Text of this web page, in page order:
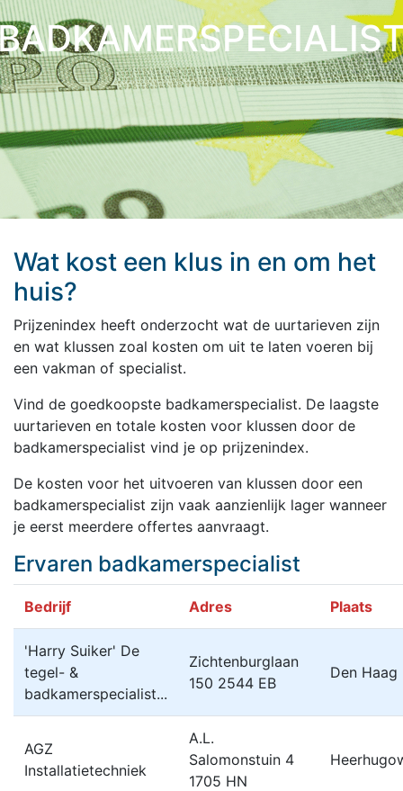
Wat kost een klus in en om het
huis?
Prijzenindex heeft onderzocht wat de uurtarieven zijn
en wat klussen zoal kosten om uit te laten voeren bij
een vakman of specialist.
Vind de goedkoopste badkamerspecialist. De laagste
uurtarieven en totale kosten voor klussen door de
badkamerspecialist vind je op prijzenindex.
De kosten voor het uitvoeren van klussen door een
badkamerspecialist zijn vaak aanzienlijk lager wanneer
je eerst meerdere offertes aanvraagt.
Ervaren badkamerspecialist
Bedrijf Adres Plaats
'Harry Suiker' De
tegel- &
badkamerspecialist...
Zichtenburglaan
150 2544 EB
Den Haag
AGZ
Installatietechniek
A.L.
Salomonstuin 4
1705 HN